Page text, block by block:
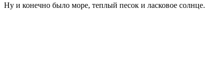
Ну и конечно было море, теплый песок и ласковое солнце.